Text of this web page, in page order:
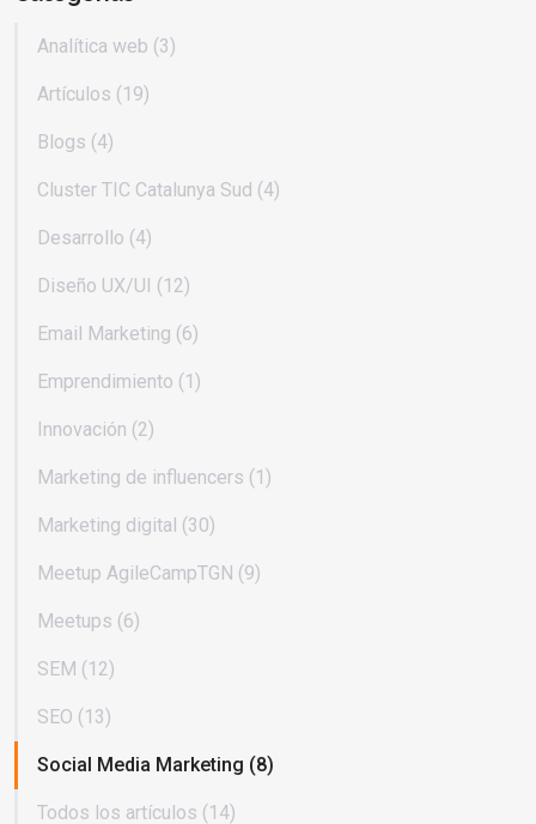
Analítica web (3)
Artículos (19)
Blogs (4)
Cluster TIC Catalunya Sud (4)
Desarrollo (4)
Diseño UX/UI (12)
Email Marketing (6)
Emprendimiento (1)
Innovación (2)
Marketing de influencers (1)
Marketing digital (30)
Meetup AgileCampTGN (9)
Meetups (6)
SEM (12)
SEO (13)
Social Media Marketing (8)
Todos los artículos (14)